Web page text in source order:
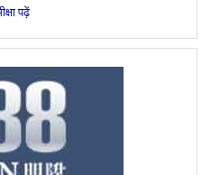
पढ़ें